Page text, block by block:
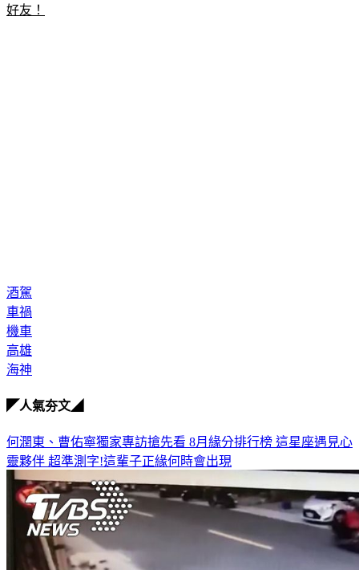
好友！
酒駕
車禍
機車
高雄
海神
◤人氣夯文◢
何潤東、曹佑寧獨家專訪搶先看 8月緣分排行榜 這星座遇見心
靈夥伴 超準測字!這輩子正緣何時會出現